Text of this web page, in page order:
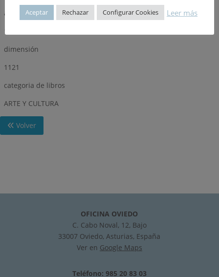
año
1977
dimensión
1121
categoria de libros
ARTE Y CULTURA
Volver
OFICINA OVIEDO
C. Cabo Noval, 12, Bajo
33007 Oviedo, Asturias, España
Ver en Google Maps
Teléfono: 985 20 83 03
Aceptar Rechazar Configurar Cookies Leer más